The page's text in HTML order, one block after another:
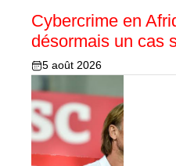
Cybercrime en
désormais un cas
5 août 2026